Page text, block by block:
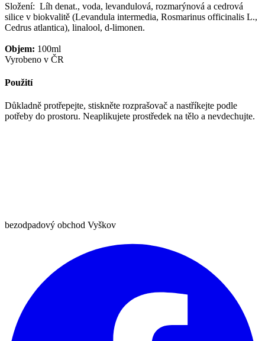
Složení: Líh denat., voda, levandulová, rozmarýnová a cedrová
silice v biokvalitě (Levandula intermedia, Rosmarinus officinalis L.,
Cedrus atlantica), linalool, d-limonen.
Objem: 100ml
Vyrobeno v ČR
Použití
Důkladně protřepejte, stiskněte rozprašovač a nastříkejte podle
potřeby do prostoru. Neaplikujete prostředek na tělo a nevdechujte.
bezodpadový obchod Vyškov